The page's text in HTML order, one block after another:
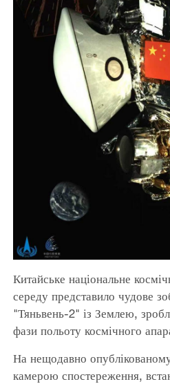
Китайське національне
середу представило чудове
"Тяньвень-2" із Землею,
фази польоту космічного
На нещодавно
камерою спостереження,